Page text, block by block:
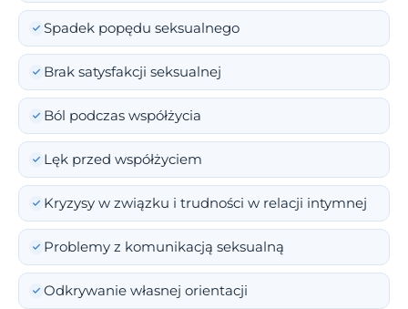
Spadek popędu seksualnego
Brak satysfakcji seksualnej
Ból podczas współżycia
Lęk przed współżyciem
Kryzysy w związku i trudności w relacji intymnej
Problemy z komunikacją seksualną
Odkrywanie własnej orientacji